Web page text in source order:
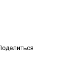
Поделиться